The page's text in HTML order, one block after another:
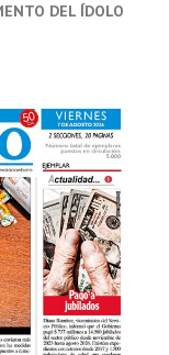
DEL ÍDOLO